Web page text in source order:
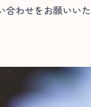
わせをお願いいた